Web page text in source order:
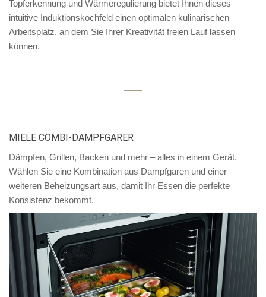
Topferkennung und Wärmeregulierung bietet Ihnen dieses
intuitive Induktionskochfeld einen optimalen kulinarischen
Arbeitsplatz, an dem Sie Ihrer Kreativität freien Lauf lassen
können.
MIELE COMBI-DAMPFGARER
Dämpfen, Grillen, Backen und mehr – alles in einem Gerät.
Wählen Sie eine Kombination aus Dampfgaren und einer
weiteren Beheizungsart aus, damit Ihr Essen die perfekte
Konsistenz bekommt.